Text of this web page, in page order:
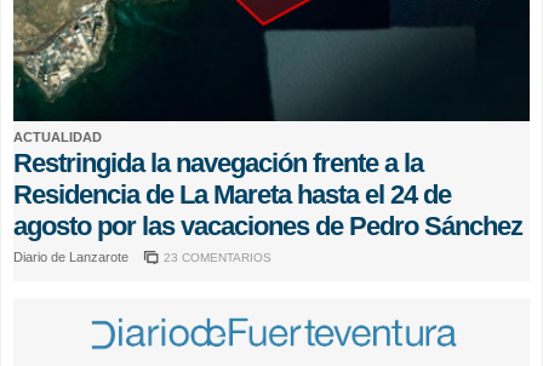
ACTUALIDAD
Restringida la navegación frente a la
Residencia de La Mareta hasta el 24 de
agosto por las vacaciones de Pedro Sánchez
Diario de Lanzarote 23 COMENTARIOS